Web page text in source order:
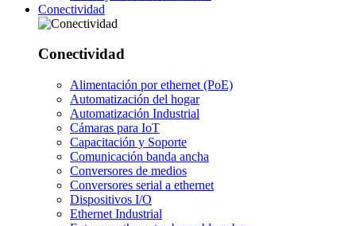
Conectividad
Conectividad
Alimentación por ethernet (PoE)
Automatización del hogar
Automatización Industrial
Cámaras para IoT
Capacitación y Soporte
Comunicación banda ancha
Conversores de medios
Conversores serial a ethernet
Dispositivos I/O
Ethernet Industrial